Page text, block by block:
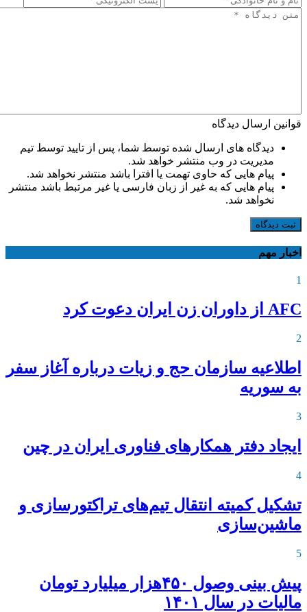
قوانین ارسال دیدگاه
دیدگاه های ارسال شده توسط شما، پس از تایید توسط تیم
مدیریت در وب منتشر خواهد شد.
پیام هایی که حاوی تهمت یا افترا باشد منتشر نخواهد شد.
پیام هایی که به غیر از زبان فارسی یا غیر مرتبط باشد منتشر
نخواهد شد.
ثبت دیدگاه
اخبار مهم
1
AFC از داوران زن ایران دعوت کرد
2
اطلاعیه‌ سازمان حج و زیات درباره آغاز سفر
به سوریه
3
ایجاد دفتر همکارهای فناوری ایران در چین
4
تشکیل کمیته انتقال تیم‌های تراکتورسازی و
ماشین‌سازی
5
پیش بینی وصول ۴۵۰هزار میلیارد تومان
مالیات در سال ۱۴۰۱